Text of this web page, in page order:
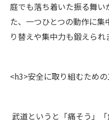
庭でも落ち着いた振る舞い
た、一つひとつの動作に
り替えや集中力も鍛えられ
<h3>安全に取り組むため
武道というと「痛そう」